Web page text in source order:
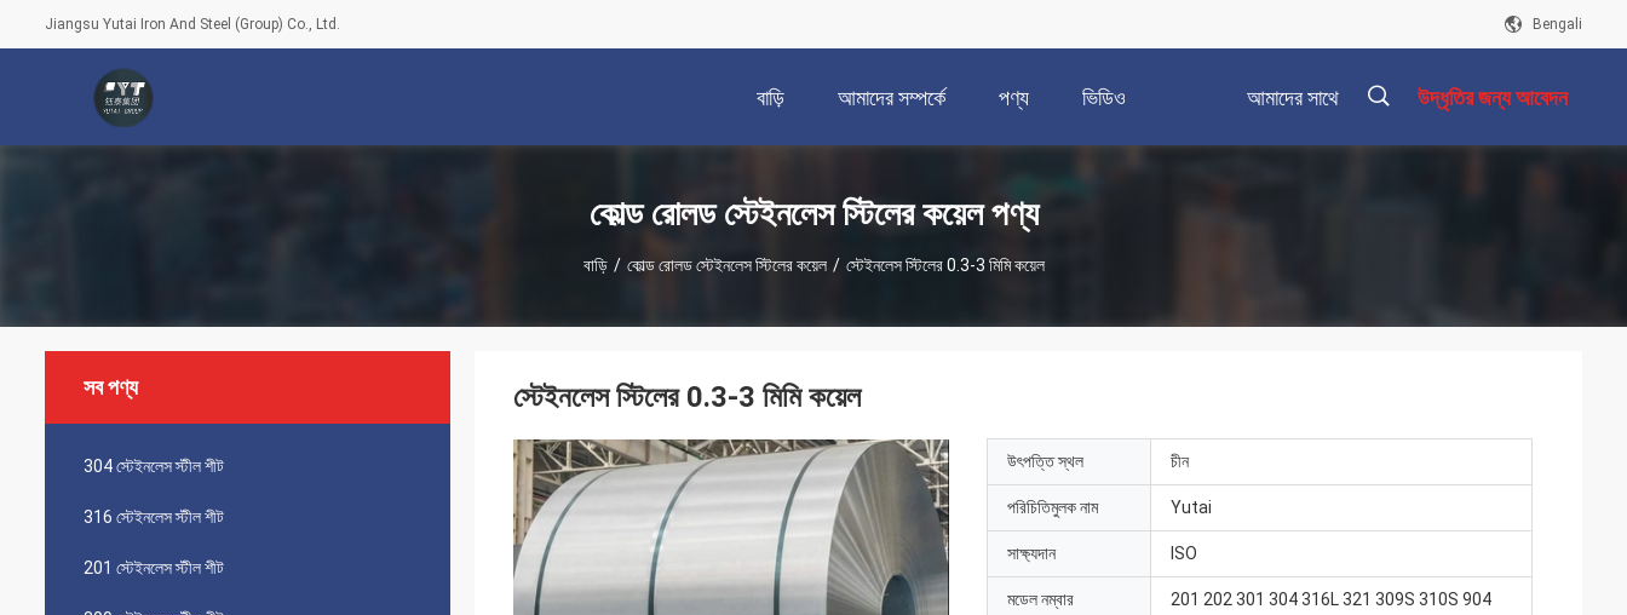
Jiangsu Yutai Iron And Steel (Group) Co., Ltd. Bengali
বাড়ি আমাদের সম্পর্কে পণ্য ভিডিও আমাদের সাথে উদ্ধৃতির জন্য আবেদন
কোল্ড রোলড স্টেইনলেস স্টিলের কয়েল পণ্য
বাড়ি / কোল্ড রোলড স্টেইনলেস স্টিলের কয়েল / স্টেইনলেস স্টিলের 0.3-3 মিমি কয়েল
সব পণ্য
304 স্টেইনলেস স্টীল শীট
316 স্টেইনলেস স্টীল শীট
201 স্টেইনলেস স্টীল শীট
স্টেইনলেস স্টিলের 0.3-3 মিমি কয়েল
উৎপত্তি স্থল চীন
পরিচিতিমুলক নাম Yutai
সাক্ষ্যদান ISO
মডেল নম্বার 201 202 301 304 316L 321 309S 310S 904